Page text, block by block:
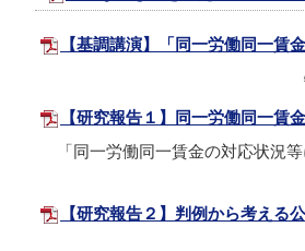
【基調講演】「同一労働同一賃
【研究報告１】同一労働同一賃
「同一労働同一賃金の対応状況
【研究報告２】判例から考える